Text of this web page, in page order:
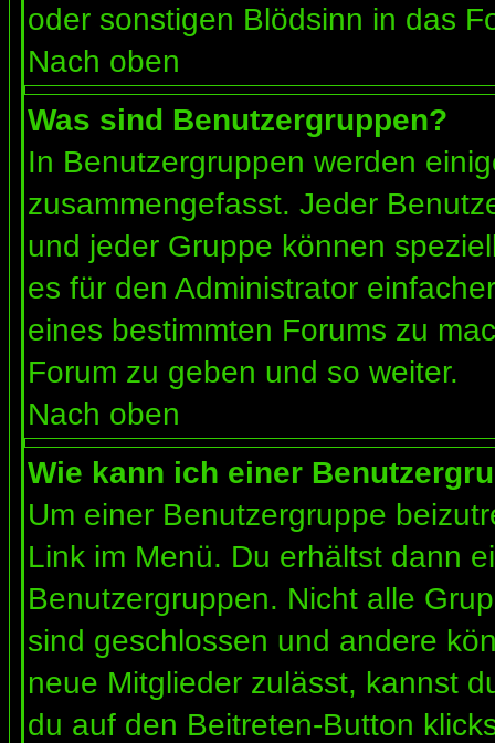
oder sonstigen Blödsinn in das
Nach oben
Was sind Benutzergruppen?
In Benutzergruppen werden
zusammengefasst. Jeder
und jeder Gruppe können
es für den Administrator
eines bestimmten Forums zu
Forum zu geben und so weiter.
Nach oben
Wie kann ich einer
Um einer Benutzergruppe
Link im Menü. Du erhältst dann
Benutzergruppen. Nicht alle
sind geschlossen und andere
neue Mitglieder zulässt, kannst
du auf den Beitreten-Button